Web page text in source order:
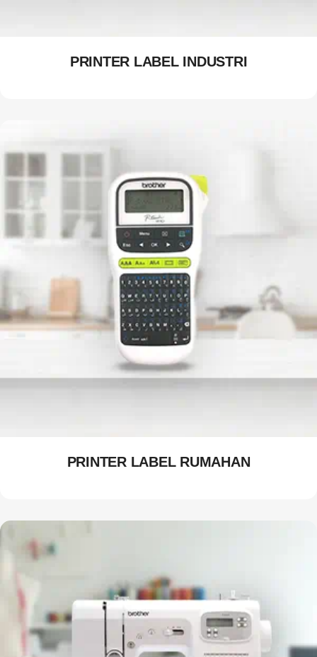
PRINTER LABEL INDUSTRI
PRINTER LABEL RUMAHAN